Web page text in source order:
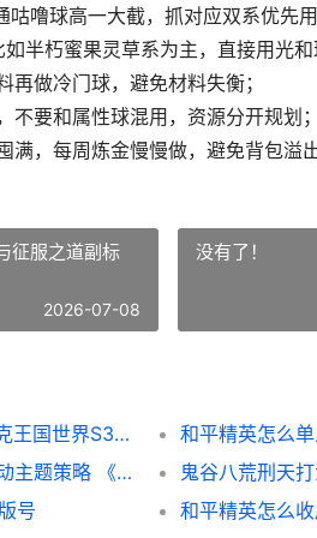
噜球高一大截，抓对应双系优先
半朽蜜果灵草系为主，直接用光和
做冷门球，避免材料失衡；
要和属性球混用，资源分开规划；
，每周炼金慢慢做，避免背包溢出
征服之道副标
2026-07-08
没有了！
洛克王国世界S3属性球有哪些 洛克王国世界S3赛季传说精灵
《植物大战僵尸2》炙热征服者活动主题策略 《植物大战僵尸》
号
和平精英怎么